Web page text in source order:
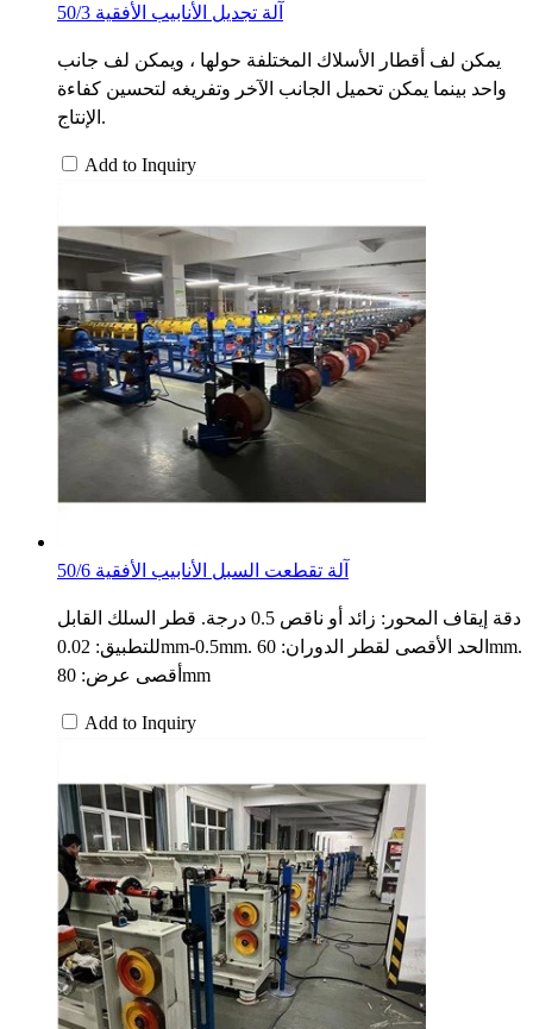
50/3 آلة تجديل الأنابيب الأفقية
يمكن لف أقطار الأسلاك المختلفة حولها ، ويمكن لف جانب
واحد بينما يمكن تحميل الجانب الآخر وتفريغه لتحسين كفاءة
الإنتاج.
Add to Inquiry
50/6 آلة تقطعت السبل الأنابيب الأفقية
دقة إيقاف المحور: زائد أو ناقص 0.5 درجة. قطر السلك القابل
للتطبيق: 0.02mm-0.5mm. الحد الأقصى لقطر الدوران: 60mm.
أقصى عرض: 80mm
Add to Inquiry